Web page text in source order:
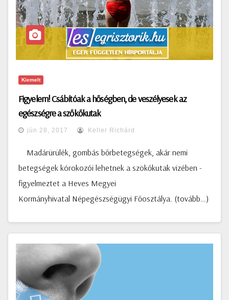
Kiemelt
Figyelem! Csábítóak a hőségben, de veszélyesek az
egészségre a szőkőkutak
jún 28, 2017 Keller Richárd
Madárürülék, gombás bőrbetegségek, akár nemi
betegségek kórokozói lehetnek a szökőkutak vizében -
figyelmeztet a Heves Megyei
Kormányhivatal Népegészségügyi Főosztálya. (tovább…)